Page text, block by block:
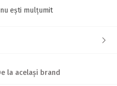
ești mulțumit
la același brand